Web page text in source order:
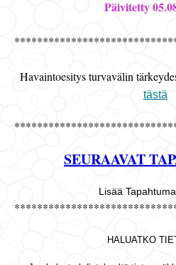
Päivitetty
Havaintoesitys turvavälin
tästä
SEURAAVAT
Lisää
HALUATKO